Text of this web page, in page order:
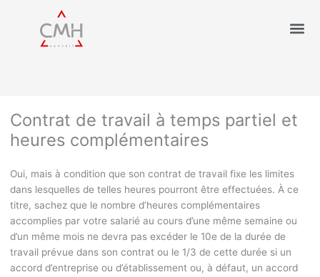
Contrat de travail à temps partiel et
heures complémentaires
Oui, mais à condition que son contrat de travail fixe les limites
dans lesquelles de telles heures pourront être effectuées. À ce
titre, sachez que le nombre d’heures complémentaires
accomplies par votre salarié au cours d’une même semaine ou
d’un même mois ne devra pas excéder le 10e de la durée de
travail prévue dans son contrat ou le 1/3 de cette durée si un
accord d’entreprise ou d’établissement ou, à défaut, un accord